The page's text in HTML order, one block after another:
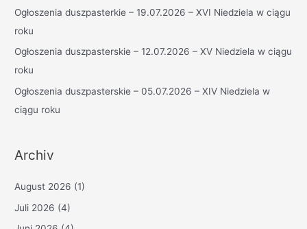
h
Ogłoszenia duszpasterkie – 19.07.2026 – XVI Niedziela w ciągu
roku
Ogłoszenia duszpasterskie – 12.07.2026 – XV Niedziela w ciągu
roku
Ogłoszenia duszpasterskie – 05.07.2026 – XIV Niedziela w
ciągu roku
Archiv
August 2026 (1)
Juli 2026 (4)